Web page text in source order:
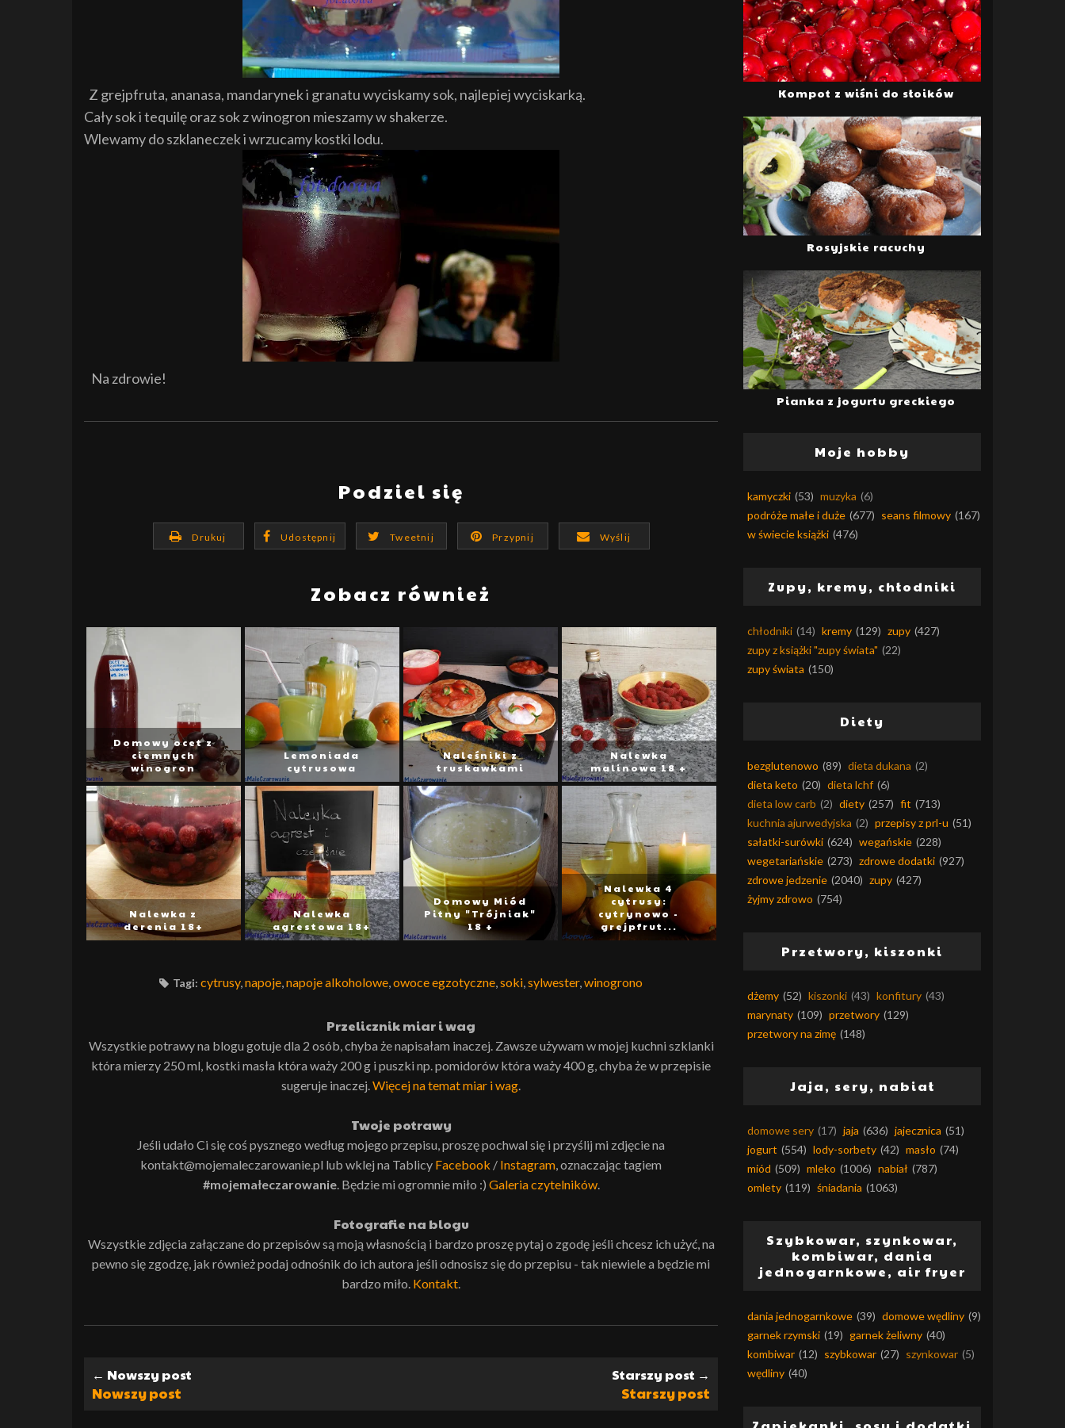
Z grejpfruta, ananasa, mandarynek i granatu wyciskamy sok, najlepiej wyciskarką.
Cały sok i tequilęoraz sokz winogron mieszamy w shakerze.
Wlewamy do szklaneczek i wrzucamy kostki lodu.
Na zdrowie!
Podziel się
Drukuj Udostępnij Tweetnij Przypnij Wyślij
Zobacz również
Domowy ocet z
ciemnych
winogron
Lemoniada
cytrusowa
Naleśniki z
truskawkami
Nalewka
malinowa 18 +
Nalewka z
derenia 18+
Nalewka
agrestowa 18+
Domowy Miód
Pitny "Trójniak"
18 +
Nalewka 4
cytrusy:
cytrynowo -
grejpfrut...
Tagi: cytrusy,napoje,napoje alkoholowe,owoce egzotyczne,soki,sylwester,winogrono
Przelicznik miar i wag
Wszystkie potrawy na blogu gotuje dla 2 osób, chyba że napisałam inaczej. Zawsze używam w mojej kuchni szklanki
która mierzy 250 ml, kostki masła która waży 200 g i puszki np. pomidorów która waży 400 g, chyba że w przepisie
sugeruje inaczej.Więcej na temat miar i wag.
Twoje potrawy
Jeśli udało Ci się coś pysznego według mojego przepisu, proszę pochwal się i przyślij mi zdjęcie na
kontakt@mojemaleczarowanie.pl lub wklej na Tablicy Facebook / Instagram, oznaczając tagiem
#mojemałeczarowanie. Będzie mi ogromnie miło :) Galeria czytelników.
Fotografie na blogu
Wszystkie zdjęcia załączane do przepisów są moją własnością i bardzo proszę pytaj o zgodę jeśli chcesz ich użyć, na
pewno się zgodzę, jak również podaj odnośnik do ich autora jeśli odnosisz się do przepisu - tak niewiele a będzie mi
bardzo miło. Kontakt.
← Nowszy post
Nowszy post
Starszy post →
Starszy post
Kompot z wiśni do słoików
Rosyjskie racuchy
Pianka z jogurtu greckiego
Moje hobby
kamyczki (53) muzyka (6)
podróże małe i duże (677) seans filmowy (167)
w świecie książki (476)
Zupy, kremy, chłodniki
chłodniki (14) kremy (129) zupy (427)
zupy z książki "zupy świata" (22)
zupy świata (150)
Diety
bezglutenowo (89) dieta dukana (2)
dieta keto (20) dieta lchf (6)
dieta low carb (2) diety (257) fit (713)
kuchnia ajurwedyjska (2) przepisy z prl-u (51)
sałatki-surówki (624) wegańskie (228)
wegetariańskie (273) zdrowe dodatki (927)
zdrowe jedzenie (2040) zupy (427)
żyjmy zdrowo (754)
Przetwory, kiszonki
dżemy (52) kiszonki (43) konfitury (43)
marynaty (109) przetwory (129)
przetwory na zimę (148)
Jaja, sery, nabiał
domowe sery (17) jaja (636) jajecznica (51)
jogurt (554) lody-sorbety (42) masło (74)
miód (509) mleko (1006) nabiał (787)
omlety (119) śniadania (1063)
Szybkowar, szynkowar,
kombiwar, dania
jednogarnkowe, air fryer
dania jednogarnkowe (39) domowe wędliny (9)
garnek rzymski (19) garnek żeliwny (40)
kombiwar (12) szybkowar (27) szynkowar (5)
wędliny (40)